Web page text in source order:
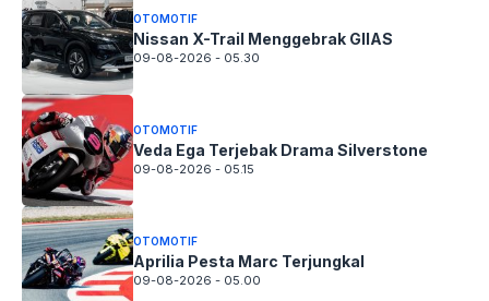
OTOMOTIF
Nissan X-Trail Menggebrak GIIAS
09-08-2026 - 05.30
OTOMOTIF
Veda Ega Terjebak Drama Silverstone
09-08-2026 - 05.15
OTOMOTIF
Aprilia Pesta Marc Terjungkal
09-08-2026 - 05.00